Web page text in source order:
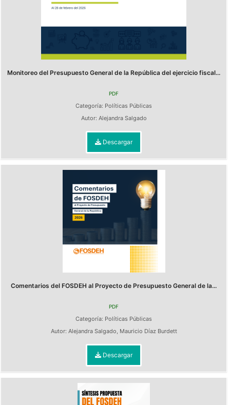
Monitoreo del Presupuesto General de la República del ejercicio fiscal...
PDF
Categoría: Políticas Públicas
Autor: Alejandra Salgado
Descargar
Comentarios del FOSDEH al Proyecto de Presupuesto General de la...
PDF
Categoría: Políticas Públicas
Autor: Alejandra Salgado, Mauricio Díaz Burdett
Descargar